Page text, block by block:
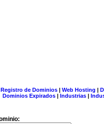
Registro de Dominios| Web Hosting |
Dominios Expirados | Industrias |